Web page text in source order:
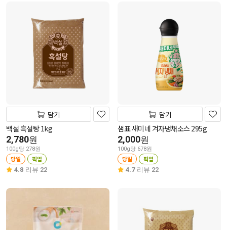
담기
백설 흑설탕 1kg
2,780원
100g당 278원
당일 픽업
4.8 리뷰 22
담기
샘표 새미네 겨자냉채소스 295g
2,000원
100g당 678원
당일 픽업
4.7 리뷰 22